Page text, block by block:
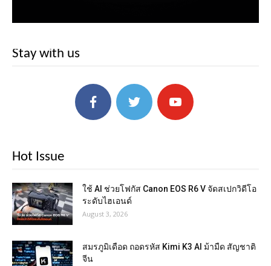
Stay with us
Hot Issue
ใช้ AI ช่วยโฟกัส Canon EOS R6 V จัดสเปกวิดีโอ
ระดับไฮเอนด์
August 3, 2026
สมรภูมิเดือด ถอดรหัส Kimi K3 AI ม้ามืด สัญชาติ
จีน